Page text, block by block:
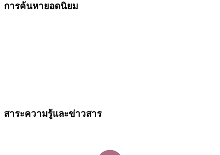
การค้นหายอดนิยม
สาระความรู้และข่าวสาร